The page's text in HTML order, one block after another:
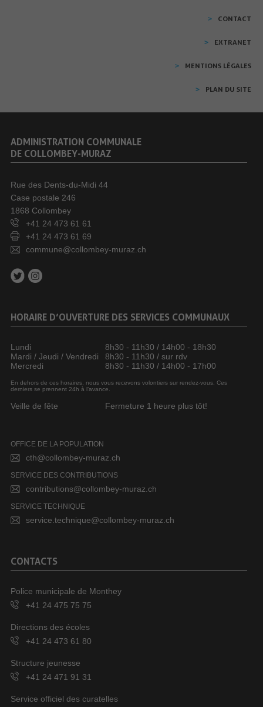
CONTACT
EXTRANET
MENTIONS LÉGALES
PLAN DU SITE
ADMINISTRATION COMMUNALE
DE COLLOMBEY-MURAZ
Rue des Dents-du-Midi 44
Case postale 246
1868 Collombey
+41 24 473 61 61
+41 24 473 61 69
commune@collombey-muraz.ch
HORAIRE D’OUVERTURE DES SERVICES COMMUNAUX
Lundi
8h30 - 11h30 / 14h00 - 18h30
Mardi / Jeudi / Vendredi
8h30 - 11h30 / sur rdv
Mercredi
8h30 - 11h30 / 14h00 - 17h00
En dehors de ces horaires, nous vous recevons volontiers sur rendez-vous. Ces
derniers se prennent 24h à l’avance.
Veille de fête Fermeture 1 heure plus tôt!
OFFICE DE LA POPULATION
cth@collombey-muraz.ch
SERVICE DES CONTRIBUTIONS
contributions@collombey-muraz.ch
SERVICE TECHNIQUE
service.technique@collombey-muraz.ch
CONTACTS
Police municipale de Monthey
+41 24 475 75 75
Directions des écoles
+41 24 473 61 80
Structure jeunesse
+41 24 471 91 31
Service officiel des curatelles